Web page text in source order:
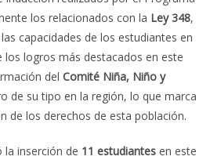
los relacionados con la Ley 348,
capacidades de los estudiantes en
los logros más destacados en este
delComité Niña, Niño y
de su tipo en la región, lo que marca
de los derechos de esta población.
la inserción de 11 estudiantes en este